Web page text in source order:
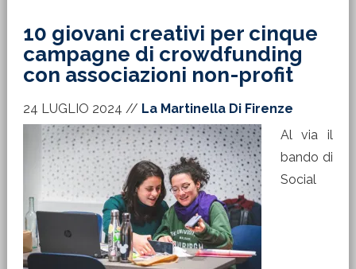
10 giovani creativi per cinque
campagne di crowdfunding
con associazioni non-profit
24 LUGLIO 2024 // La Martinella Di Firenze
Al via il
bando di
Social